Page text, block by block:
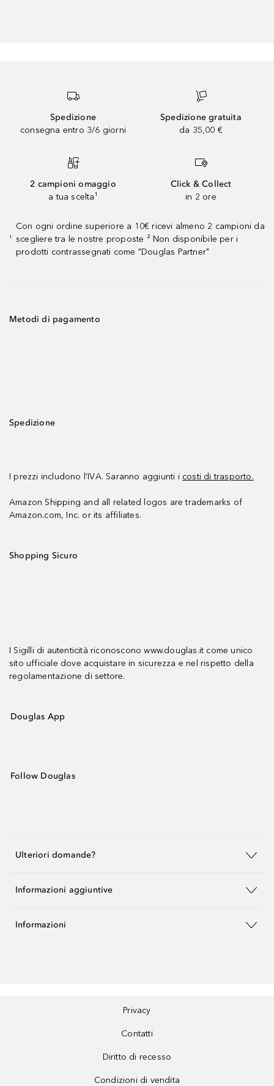
Spedizione
consegna entro 3/6 giorni
Spedizione gratuita
da 35,00 €
2 campioni omaggio
a tua scelta¹
Click & Collect
in 2 ore
¹
Con ogni ordine superiore a 10€ ricevi almeno 2 campioni da
scegliere tra le nostre proposte ² Non disponibile per i
prodotti contrassegnati come "Douglas Partner"
Metodi di pagamento
Spedizione
I prezzi includono l’IVA. Saranno aggiunti i costi di trasporto.
Amazon Shipping and all related logos are trademarks of
Amazon.com, Inc. or its affiliates.
Shopping Sicuro
I Sigilli di autenticità riconoscono www.douglas.it come unico
sito ufficiale dove acquistare in sicurezza e nel rispetto della
regolamentazione di settore.
Douglas App
Follow Douglas
Ulteriori domande?
Informazioni aggiuntive
Informazioni
Privacy
Contatti
Diritto di recesso
Condizioni di vendita